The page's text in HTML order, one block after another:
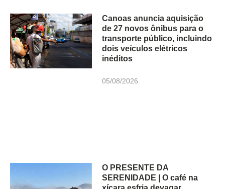
Canoas anuncia aquisição
de 27 novos ônibus para o
transporte público, incluindo
dois veículos elétricos
inéditos
05/08/2026
O PRESENTE DA
SERENIDADE | O café na